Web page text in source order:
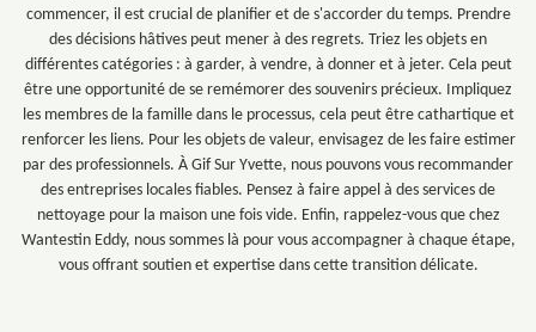
commencer, il est crucial de planifier et de s'accorder du temps. Prendre
des décisions hâtives peut mener à des regrets. Triez les objets en
différentes catégories : à garder, à vendre, à donner et à jeter. Cela peut
être une opportunité de se remémorer des souvenirs précieux. Impliquez
les membres de la famille dans le processus, cela peut être cathartique et
renforcer les liens. Pour les objets de valeur, envisagez de les faire estimer
par des professionnels. À Gif Sur Yvette, nous pouvons vous recommander
des entreprises locales fiables. Pensez à faire appel à des services de
nettoyage pour la maison une fois vide. Enfin, rappelez-vous que chez
Wantestin Eddy, nous sommes là pour vous accompagner à chaque étape,
vous offrant soutien et expertise dans cette transition délicate.